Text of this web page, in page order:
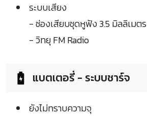
ระบบเสียง
- ช่องเสียบชุดหูฟัง 3.5 มิลลิเมตร
- วิทยุ FM Radio
แบตเตอรี่ - ระบบชาร์จ
ยังไม่ทราบความจุ